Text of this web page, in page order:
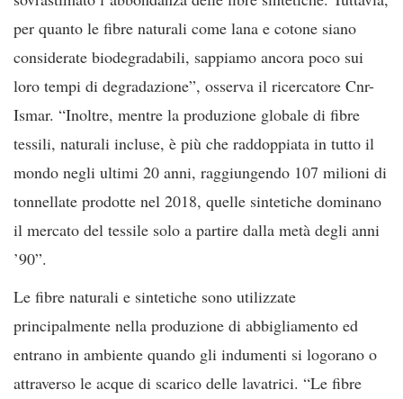
per quanto le fibre naturali come lana e cotone siano
considerate biodegradabili, sappiamo ancora poco sui
loro tempi di degradazione”, osserva il ricercatore Cnr-
Ismar. “Inoltre, mentre la produzione globale di fibre
tessili, naturali incluse, è più che raddoppiata in tutto il
mondo negli ultimi 20 anni, raggiungendo 107 milioni di
tonnellate prodotte nel 2018, quelle sintetiche dominano
il mercato del tessile solo a partire dalla metà degli anni
’90”.
Le fibre naturali e sintetiche sono utilizzate
principalmente nella produzione di abbigliamento ed
entrano in ambiente quando gli indumenti si logorano o
attraverso le acque di scarico delle lavatrici. “Le fibre